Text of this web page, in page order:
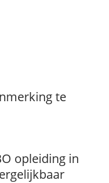
te
opleiding in